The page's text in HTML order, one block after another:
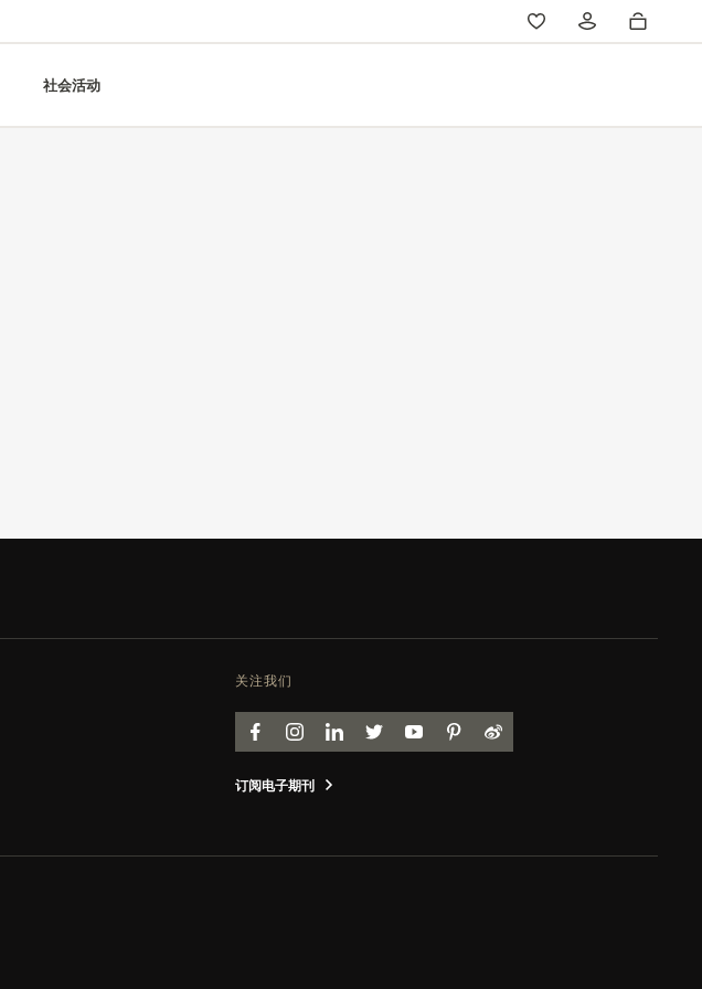
社会活动
关注我们
FACEBOOK
INSTAGRAM
LINKEDINTWITTERYOUTUBEPINTEREST
WEIBO
订阅电子期刊